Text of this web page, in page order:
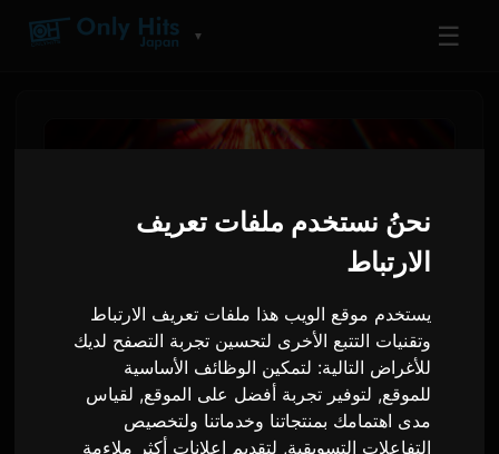
نحنُ نستخدم ملفات تعريف
الارتباط
يستخدم موقع الويب هذا ملفات تعريف الارتباط
وتقنيات التتبع الأخرى لتحسين تجربة التصفح لديك
للأغراض التالية: لتمكين الوظائف الأساسية
للموقع, لتوفير تجربة أفضل على الموقع, لقياس
مدى اهتمامك بمنتجاتنا وخدماتنا ولتخصيص
التفاعلات التسويقية, لتقديم إعلانات أكثر ملاءمة
▼ ☰
PLAVE تعلن عن أول جولة عالمية
لها 'KEEP IT MANIC' لعام 2026